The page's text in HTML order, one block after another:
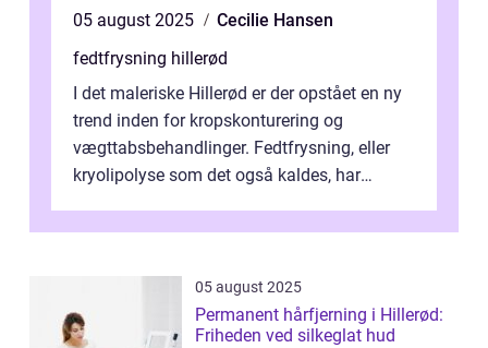
05 august 2025
Cecilie Hansen
fedtfrysning hillerød
I det maleriske Hillerød er der opstået en ny
trend inden for kropskonturering og
vægttabsbehandlinger. Fedtfrysning, eller
kryolipolyse som det også kaldes, har
05 august 2025
Permanent hårfjerning i Hillerød:
Friheden ved silkeglat hud